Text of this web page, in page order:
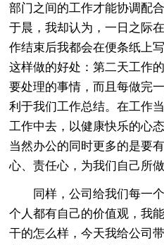
部门之间的工作才能协调配
于晨，我却认为，一日之际
作结束后我都会在便条纸上
这样做的好处：第二天工作
要处理的事情，而且每做完
利于我们工作总结。在工作
工作中去，以健康快乐的心
当然办公的同时更多的是要
心、责任心，为我们自己所
同样，公司给我们每一个
个人都有自己的价值观，我
干的怎么样，今天我给公司